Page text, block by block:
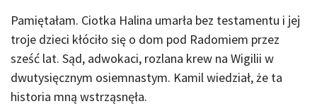
Pamiętałam. Ciotka Halina umarła bez testamentu i jej
troje dzieci kłóciło się o dom pod Radomiem przez
sześć lat. Sąd, adwokaci, rozlana krew na Wigilii w
dwutysięcznym osiemnastym. Kamil wiedział, że ta
historia mną wstrząsnęła.